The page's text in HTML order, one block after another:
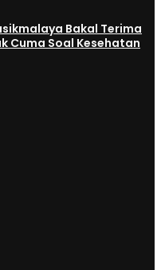
Bakal Terima
Cuma Soal Kesehatan